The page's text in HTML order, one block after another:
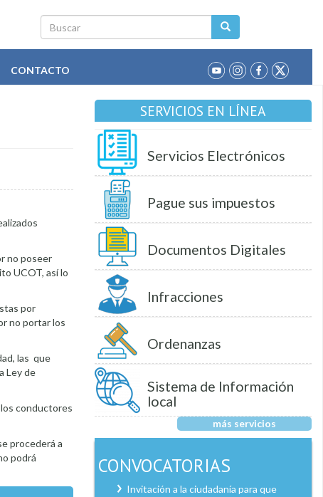
Buscar
CONTACTO
no poseer
UCOT, así lo
por
no portar los
las que
Ley de
conductores
procederá a
podrá
SERVICIOS EN LÍNEA
Servicios Electrónicos
Pague sus impuestos
Documentos Digitales
Infracciones
Ordenanzas
Sistema de Información
local
más servicios
CONVOCATORIAS
Invitación a la ciudadanía para que